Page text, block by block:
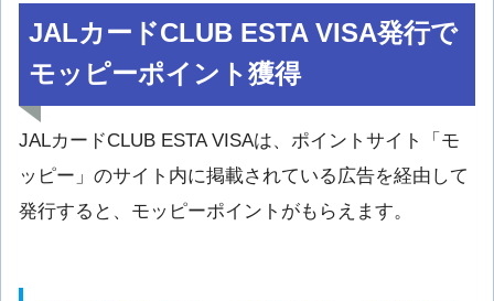
JALカードCLUB ESTA VISA発行で
モッピーポイント獲得
JALカードCLUB ESTA VISAは、ポイントサイト「モ
ッピー」のサイト内に掲載されている広告を経由して
発行すると、モッピーポイントがもらえます。